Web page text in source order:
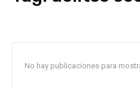
No hay publicaciones para